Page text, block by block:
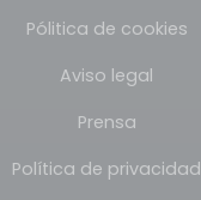
Pólitica de cookies
Aviso legal
Prensa
Política de privacidad